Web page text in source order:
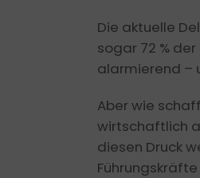
Die aktuelle
sogar 72 %
alarmierend –
Aber wie
wirtschaftlich
diesen Druck